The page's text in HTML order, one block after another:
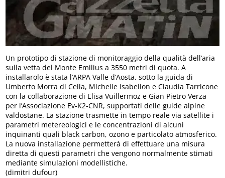
Un prototipo di stazione di monitoraggio della qualità dell’aria
sulla vetta del Monte Emilius a 3550 metri di quota. A
installarolo è stata l’ARPA Valle d’Aosta, sotto la guida di
Umberto Morra di Cella, Michelle Isabellon e Claudia Tarricone
con la collaborazione di Elisa Vuillermoz e Gian Pietro Verza
per l’Associazione Ev-K2-CNR, supportati delle guide alpine
valdostane. La stazione trasmette in tempo reale via satellite i
parametri metereologici e le concentrazioni di alcuni
inquinanti quali black carbon, ozono e particolato atmosferico.
La nuova installazione permetterà di effettuare una misura
diretta di questi parametri che vengono normalmente stimati
mediante simulazioni modellistiche.
(dimitri dufour)